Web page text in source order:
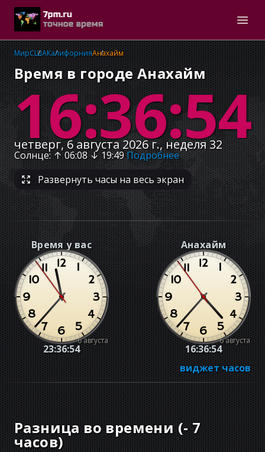
МирСШАКалифорнияАнахайм
Время в городе Анахайм
16:36:55
четверг, 6 августа 2026 г., неделя 32
Солнце: ↑06:08↓ 19:49 Подробнее
Развернуть часы на весь экран
Время у вас
23:36:55
6 августа
Анахайм
16:36:55
6 августа
виджет часов
Разница во времени (- 7
часов)